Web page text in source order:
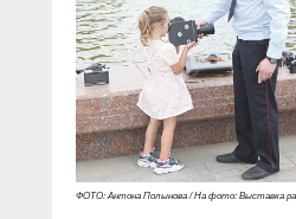
Социальные ролики
Документальные фильмы
Прямой разговор
В знании сила
Специальный репортаж
КиберПОСТОВОЙ
Газета «Щит и меч»
Журнал «Полиция России»
О ПОРТАЛЕ
Контакты
Вакансии
ФОТО: Антона Полынова / На фото: Выставка